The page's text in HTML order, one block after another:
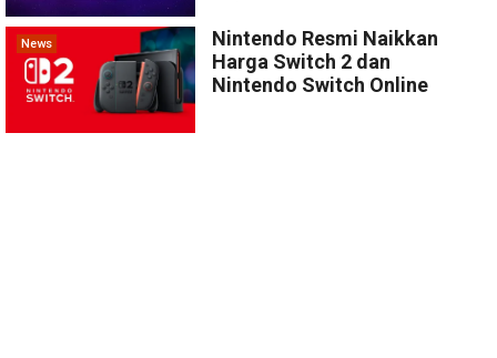
News
Nintendo Resmi Naikkan
Harga Switch 2 dan
Nintendo Switch Online